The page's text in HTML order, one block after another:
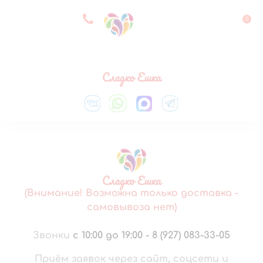
8 927 083 33 05 0
Сладко Ешка
Сладко Ешка
(Внимание! Возможна только доставка -
самовывоза нет)
Звонки с 10:00 до 19:00 - 8 (927) 083-33-05
Приём заявок через сайт, соцсети и